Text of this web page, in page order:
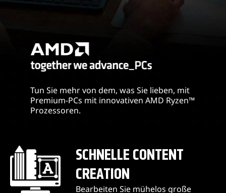
Tun Sie mehr von dem, was Sie lieben, mit
Premium-PCs mit innovativen AMD Ryzen™
Prozessoren.
SCHNELLE CONTENT
CREATION
Bearbeiten Sie mühelos große